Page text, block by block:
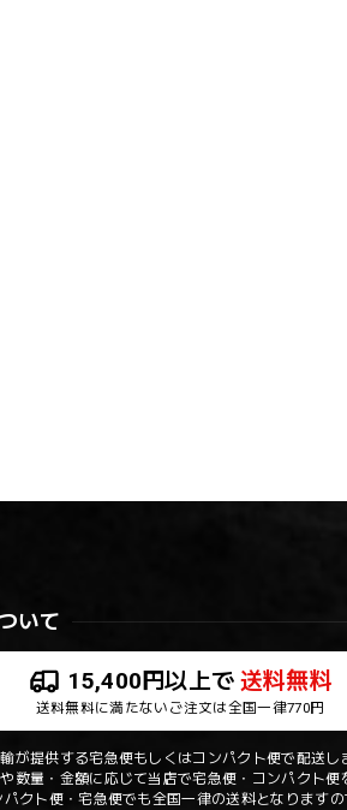
いて
15,400円以上で 送料無料
送料無料に満たないご注文は全国一律770円
が提供する宅急便もしくはコンパクト便で配送し
数量・金額に応じて当店で宅急便・コンパクト便
パクト便・宅急便でも全国一律の送料となります